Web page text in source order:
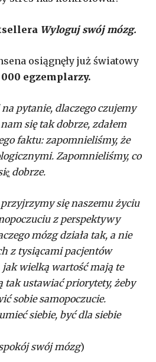
Wyloguj swój mózg.
osiągnęły już światowy
000 egzemplarzy.
pytanie, dlaczego czujemy
się tak dobrze, zdałem
faktu: zapomnieliśmy, że
Zapomnieliśmy, co
dobrze.
się naszemu życiu
z perspektywy
mózg działa tak, a nie
z tysiącami pacjentów
jak wielką wartość mają te
tak ustawiać priorytety, żeby
sobie samopoczucie.
siebie, być dla siebie
swój mózg)